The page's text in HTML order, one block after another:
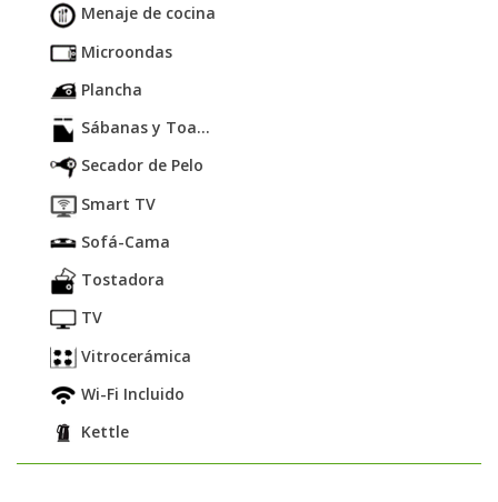
Menaje de cocina
Microondas
Plancha
Sábanas y Toa...
Secador de Pelo
Smart TV
Sofá-Cama
Tostadora
TV
Vitrocerámica
Wi-Fi Incluido
Kettle